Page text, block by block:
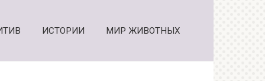
ИСТОРИИ МИР ЖИВОТНЫХ